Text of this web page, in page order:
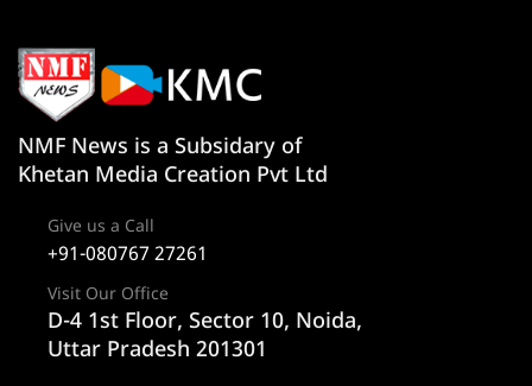
NMF News is a Subsidary of
Khetan Media Creation Pvt Ltd
Give us a Call
+91-080767 27261
Visit Our Office
D-4 1st Floor, Sector 10, Noida,
Uttar Pradesh 201301